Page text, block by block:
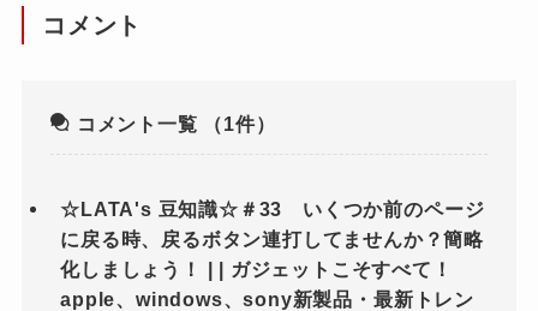
コメント
コメント一覧 （1件）
☆LATA's 豆知識☆＃33 いくつか前のページ
に戻る時、戻るボタン連打してませんか？簡略
化しましょう！ | | ガジェットこそすべて！
apple、windows、sony新製品・最新トレン